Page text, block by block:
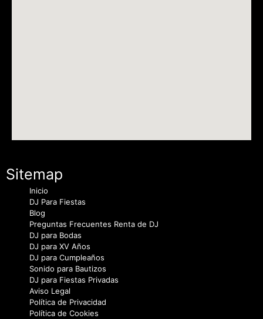
Sitemap
Inicio
DJ Para Fiestas
Blog
Preguntas Frecuentes Renta de DJ
DJ para Bodas
DJ para XV Años
DJ para Cumpleaños
Sonido para Bautizos
DJ para Fiestas Privadas
Aviso Legal
Política de Privacidad
Política de Cookies